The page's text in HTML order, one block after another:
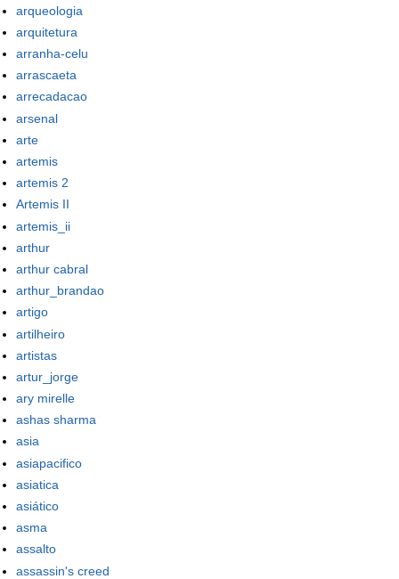
arqueologia
arquitetura
arranha-celu
arrascaeta
arrecadacao
arsenal
arte
artemis
artemis 2
Artemis II
artemis_ii
arthur
arthur cabral
arthur_brandao
artigo
artilheiro
artistas
artur_jorge
ary mirelle
ashas sharma
asia
asiapacifico
asiatica
asiático
asma
assalto
assassin's creed